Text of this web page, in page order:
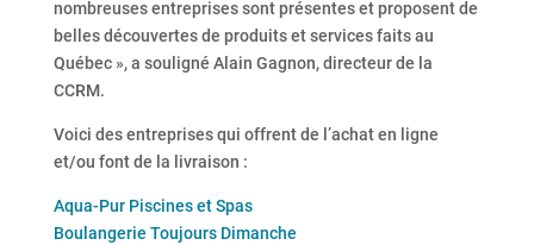
nombreuses entreprises sont présentes et proposent de
belles découvertes de produits et services faits au
Québec », a souligné Alain Gagnon, directeur de la
CCRM.
Voici des entreprises qui offrent de l’achat en ligne
et/ou font de la livraison :
Aqua-Pur Piscines et Spas
Boulangerie Toujours Dimanche